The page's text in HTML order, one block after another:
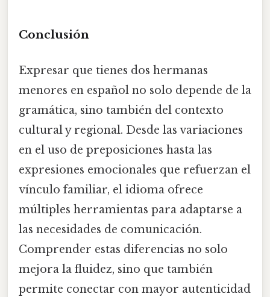
Conclusión
Expresar que tienes dos hermanas
menores en español no solo depende de la
gramática, sino también del contexto
cultural y regional. Desde las variaciones
en el uso de preposiciones hasta las
expresiones emocionales que refuerzan el
vínculo familiar, el idioma ofrece
múltiples herramientas para adaptarse a
las necesidades de comunicación.
Comprender estas diferencias no solo
mejora la fluidez, sino que también
permite conectar con mayor autenticidad